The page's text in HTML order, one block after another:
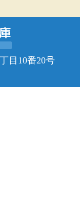
目10番20号